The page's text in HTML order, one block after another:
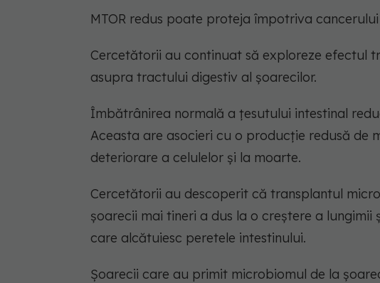
MTOR redus poate proteja împotriva
Cercetătorii au continuat să exploreze efectul
asupra tractului digestiv al șoarecilor.
Îmbătrânirea normală a țesutului intestinal
Aceasta are asocieri cu o producție redusă de
deteriorare a celulelor și la moarte.
Cercetătorii au descoperit că transplantul
șoarecii mai tineri a dus la o creștere a
care alcătuiesc peretele intestinului.
Șoarecii care au primit microbiomul de la